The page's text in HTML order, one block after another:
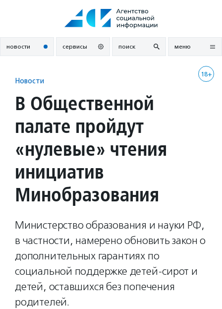
новости сервисы поиск меню
18+
Новости
В Общественной
палате пройдут
«нулевые» чтения
инициатив
Минобразования
Министерство образования и науки РФ,
в частности, намерено обновить закон о
дополнительных гарантиях по
социальной поддержке детей-сирот и
детей, оставшихся без попечения
родителей.